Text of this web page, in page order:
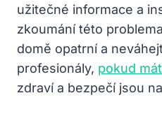
užitečné informace a
zkoumání této
domě opatrní a
profesionály, pokud
zdraví a bezpečí jsou